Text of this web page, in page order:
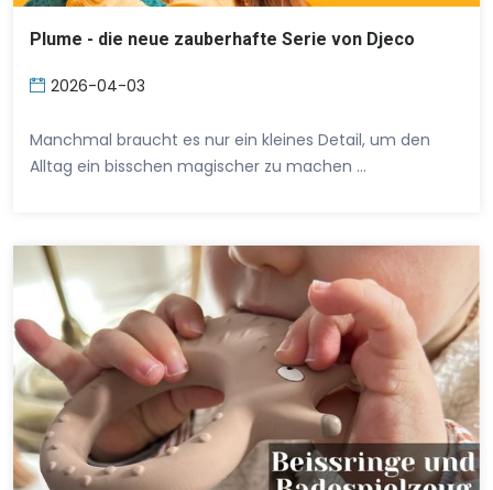
Plume - die neue zauberhafte Serie von Djeco
2026-04-03
Manchmal braucht es nur ein kleines Detail, um den
Alltag ein bisschen magischer zu machen …